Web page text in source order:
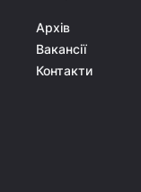
Архів
Вакансії
Контакти